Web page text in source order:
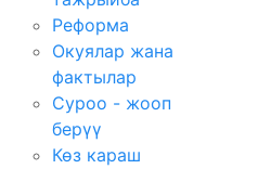
Реформа
Окуялар жана
фактылар
Суроо - жооп
берүү
Көз караш